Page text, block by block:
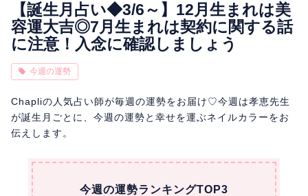
【誕生月占い◆3/6～】12月生まれは美
容運大吉◎7月生まれは契約に関する話
に注意！入念に確認しましょう
今週の運勢
Chapliの人気占い師が毎週の運勢をお届け♡今週は孝恵先生
が誕生月ごとに、今週の運勢と幸せを運ぶネイルカラーをお
伝えします。
今週の運勢ランキングTOP3